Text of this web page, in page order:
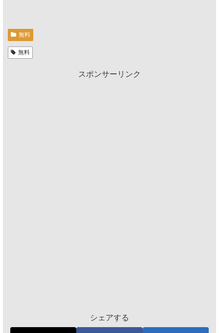
無料
無料
スポンサーリンク
シェアする